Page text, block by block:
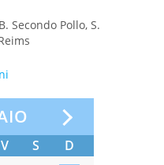
Secondo Pollo, S.
V S D